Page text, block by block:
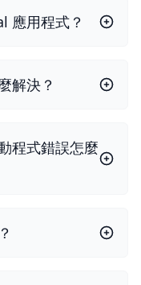
應用程式？
解決？
程式錯誤怎麼